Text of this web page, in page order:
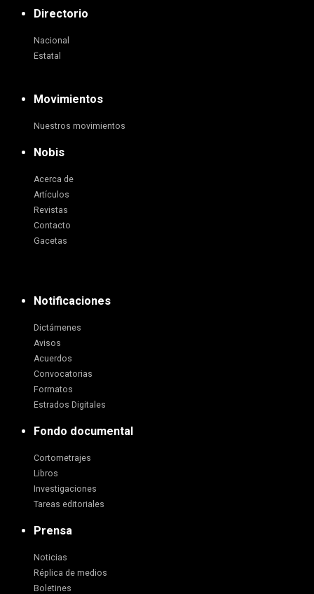
Directorio
Nacional
Estatal
Movimientos
Nuestros movimientos
Nobis
Acerca de
Artículos
Revistas
Contacto
Gacetas
Notificaciones
Dictámenes
Avisos
Acuerdos
Convocatorias
Formatos
Estrados Digitales
Fondo documental
Cortometrajes
Libros
Investigaciones
Tareas editoriales
Prensa
Noticias
Réplica de medios
Boletines